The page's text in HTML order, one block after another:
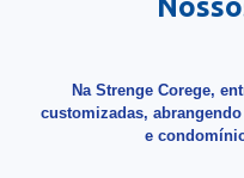
Na Strenge Corege,
customizadas,
e